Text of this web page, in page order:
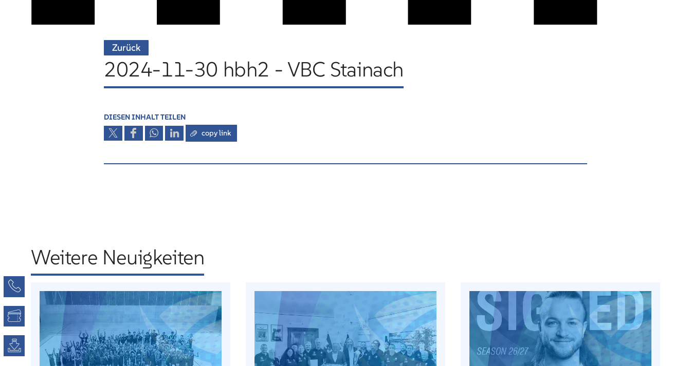
Tickets
Downloads
Zurück
2024-11-30 hbh2 - VBC Stainach
DIESEN INHALT TEILEN
copy link
Weitere Neuigkeiten